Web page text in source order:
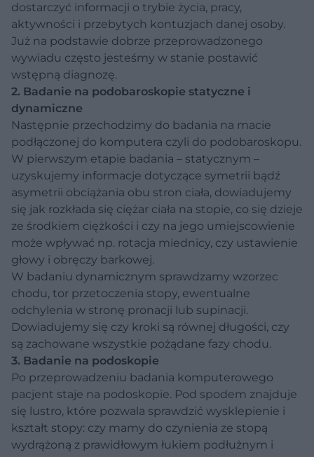
dostarczyć informacji o trybie życia, pracy,
aktywności i przebytych kontuzjach danej osoby.
Już na podstawie dobrze przeprowadzonego
wywiadu często jesteśmy w stanie postawić
wstępną diagnozę.
2. Badanie na podobaroskopie statyczne i
dynamiczne
Następnie przechodzimy do badania na macie
podłączonej do komputera czyli do podobaroskopu.
W pierwszym etapie badania – statycznym –
uzyskujemy informacje dotyczące symetrii bądź
asymetrii obciążania obu stron ciała, dowiadujemy
się jak rozkłada się ciężar ciała na stopie, co się dzieje
ze środkiem ciężkości i czy na jego umiejscowienie
może wpływać np. rotacja miednicy, czy ustawienie
głowy i obręczy barkowej.
W badaniu dynamicznym sprawdzamy wzorzec
chodu, tor przetoczenia stopy, ewentualne
odchylenia w stronę pronacji lub supinacji.
Dowiadujemy się czy kroki są równej długości, czy
są zachowane wszystkie pożądane fazy chodu.
3. Badanie na podoskopie
Po przeprowadzeniu badania komputerowego
pacjent staje na podoskopie. Pod spodem znajduje
się lustro, które pozwala sprawdzić wysklepienie i
kształt stopy: czy mamy do czynienia ze stopą
wydrążoną z prawidłowym łukiem podłużnym i